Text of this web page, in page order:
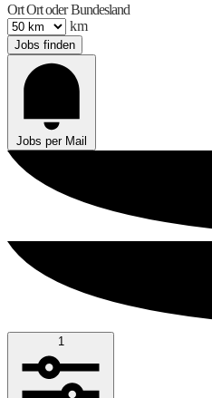
OrtOrt oder Bundesland
km
Jobs finden
Jobs per Mail
1